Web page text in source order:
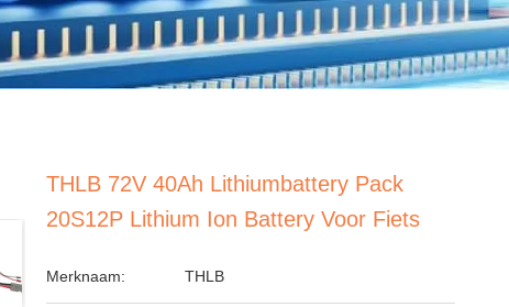
THLB 72V 40Ah Lithiumbattery Pack
20S12P Lithium Ion Battery Voor Fiets
Merknaam: THLB